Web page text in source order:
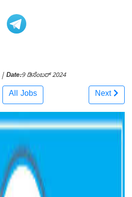
| Date:9 ಡಿಸೆಂಬರ್ 2024
All Jobs Next